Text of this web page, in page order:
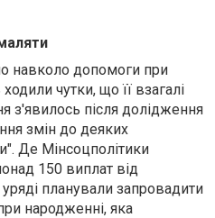
навколо допомоги при
чутки, що її взагалі
з'явилось після долідження
змін до деяких
Де Мінсоцполітики
150 виплат від
планували запровадити
народженні, яка